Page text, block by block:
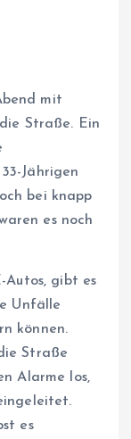
mit
Straße. Ein
Jährigen
bei knapp
es noch
Autos, gibt es
Unfälle
können.
Straße
Alarme los,
es